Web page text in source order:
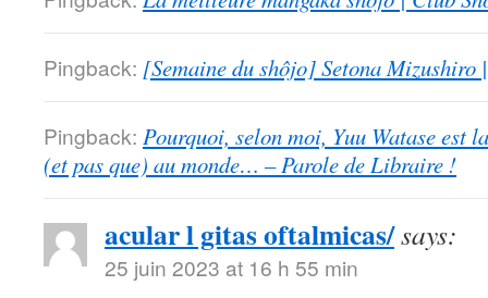
Pingback: [Semaine du shôjo] Setona Mizushiro
Pingback: Pourquoi, selon moi, Yuu Watase est
(et pas que) au monde… – Parole de Libraire !
acular l gitas oftalmicas/says:
25 juin 2023 at 16 h 55 min